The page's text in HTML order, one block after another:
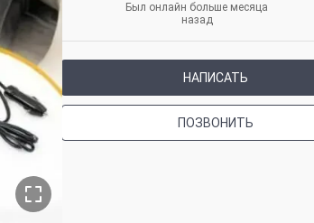
Был онлайн больше месяца
назад
НАПИСАТЬ
ПОЗВОНИТЬ